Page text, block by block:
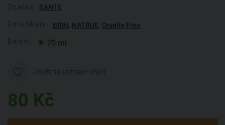
SANTE
BDIH, NATRUE, Cruelty Free
75 ml
80 Kč